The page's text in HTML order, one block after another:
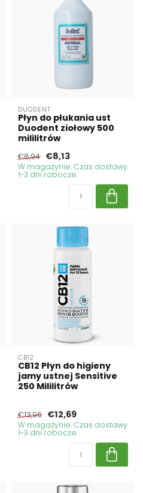
DUODENT
Płyn do płukania ust
Duodent ziołowy 500
mililitrów
€8,94 €8,13
W magazynie. Czas dostawy
1-3 dni robocze
CB12
CB12 Płyn do higieny
jamy ustnej Sensitive
250 Mililitrów
€13,96 €12,69
W magazynie. Czas dostawy
1-3 dni robocze